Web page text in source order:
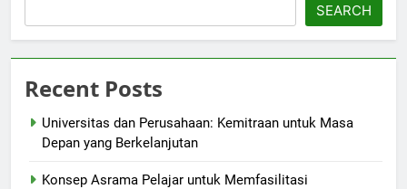
SEARCH
Recent Posts
Universitas dan Perusahaan: Kemitraan untuk Masa
Depan yang Berkelanjutan
Konsep Asrama Pelajar untuk Memfasilitasi